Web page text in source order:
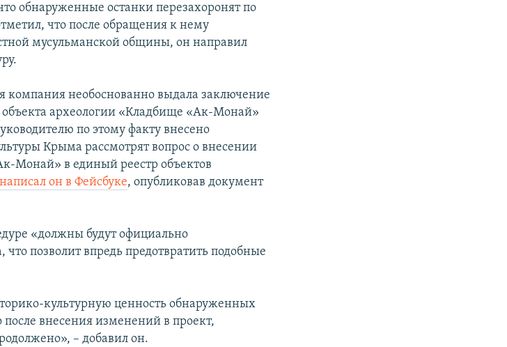
обнаруженные останки перезахоронят по
что после обращения к нему
мусульманской общины, он направил
компания необоснованно выдала заключение
объекта археологии «Кладбище «Ак-Монай»
по этому факту внесено
Крыма рассмотрят вопрос о внесении
Монай» в единый реестр объектов
написал он в Фейсбуке, опубликовав документ
«должны будут официально
позволит впредь предотвратить подобные
культурную ценность обнаруженных
внесения изменений в проект,
– добавил он.